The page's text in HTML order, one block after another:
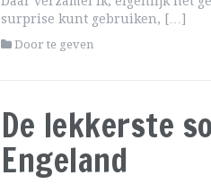
surprise kunt gebruiken, […]
Door te geven
De lekkerste
Engeland